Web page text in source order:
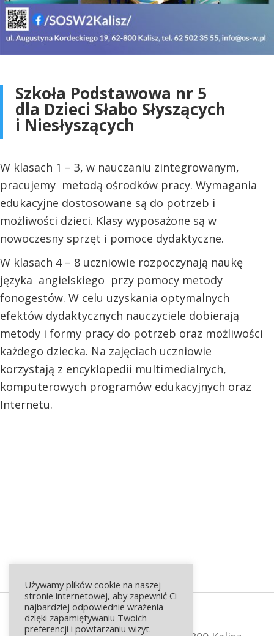
Szkoła Podstawowa nr 5
dla Dzieci Słabo Słyszących
i Niesłyszących
W klasach 1 – 3, w nauczaniu zintegrowanym,
pracujemy metodą ośrodków pracy. Wymagania
edukacyjne dostosowane są do potrzeb i
możliwości dzieci. Klasy wyposażone są w
nowoczesny sprzęt i pomoce dydaktyczne.
W klasach 4 – 8 uczniowie rozpoczynają naukę
języka angielskiego przy pomocy metody
fonogestów. W celu uzyskania optymalnych
efektów dydaktycznych nauczyciele dobierają
metody i formy pracy do potrzeb oraz możliwości
każdego dziecka. Na zajęciach uczniowie
korzystają z encyklopedii multimedialnych,
komputerowych programów edukacyjnych oraz
Internetu.
Używamy plików cookie na naszej
stronie internetowej, aby zapewnić Ci
najbardziej odpowiednie wrażenia
dzięki zapamiętywaniu Twoich
preferencji i powtarzaniu wizyt.